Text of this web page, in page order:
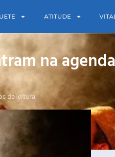
ATITUDE
na
de leitura